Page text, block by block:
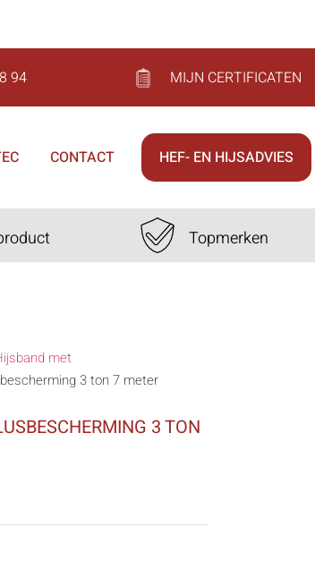
94 MIJN CERTIFICATEN
CONTACT HEF- EN HIJSADVIES
Topmerken
met
3 ton 7 meter
3 TON